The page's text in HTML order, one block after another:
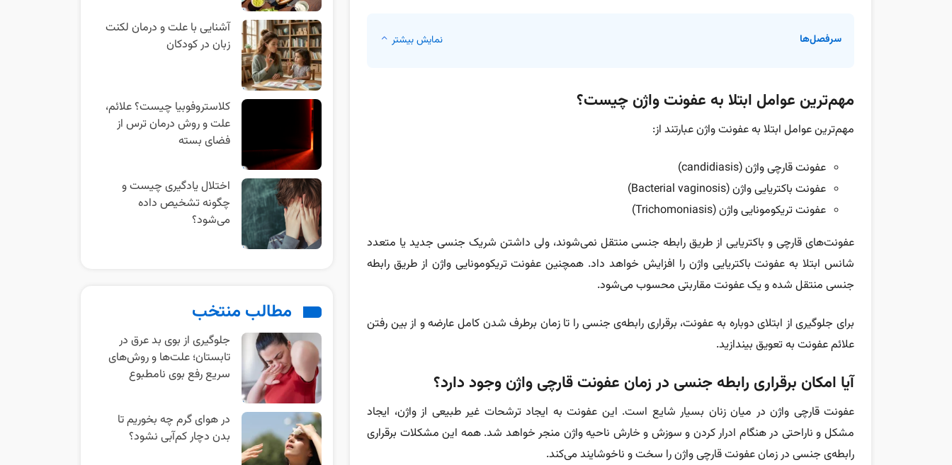
سرفصل‌ها نمایش بیشتر
مهم‌ترین عوامل ابتلا به عفونت واژن چیست؟
مهم‌ترین عوامل ابتلا به عفونت واژن عبارتند از:
عفونت قارچی واژن (candidiasis)
عفونت باکتریایی واژن (Bacterial vaginosis)
عفونت تریکومونایی واژن (Trichomoniasis)
عفونت‌های قارچی و باکتریایی از طریق رابطه جنسی منتقل نمی‌شوند، ولی داشتن شریک جنسی جدید یا متعدد
شانس ابتلا به عفونت باکتریایی واژن را افزایش خواهد داد. همچنین عفونت تریکومونایی واژن از طریق رابطه
جنسی منتقل شده و یک عفونت مقاربتی محسوب می‌شود.
برای جلوگیری از ابتلای دوباره به عفونت، برقراری رابطه‌ی جنسی را تا زمان برطرف شدن کامل عارضه و از بین رفتن
علائم عفونت به تعویق بیندازید.
آیا امکان برقراری رابطه جنسی در زمان عفونت قارچی واژن وجود دارد؟
عفونت قارچی واژن در میان زنان بسیار شایع است. این عفونت به ایجاد ترشحات غیر طبیعی از واژن، ایجاد
مشکل و ناراحتی در هنگام ادرار کردن و سوزش و خارش ناحیه واژن منجر خواهد شد. همه این مشکلات برقراری
رابطه‌ی جنسی در زمان عفونت قارچی واژن را سخت و ناخوشایند می‌کند.
آشنایی با علت و درمان لکنت
زبان در کودکان
کلاستروفوبیا چیست؟ علائم،
علت و روش درمان ترس از
فضای بسته
اختلال یادگیری چیست و
چگونه تشخیص داده
می‌شود؟
مطالب منتخب
جلوگیری از بوی بد عرق در
تابستان؛ علت‌ها و روش‌های
سریع رفع بوی نامطبوع
در هوای گرم چه بخوریم تا
بدن دچار کم‌آبی نشود؟